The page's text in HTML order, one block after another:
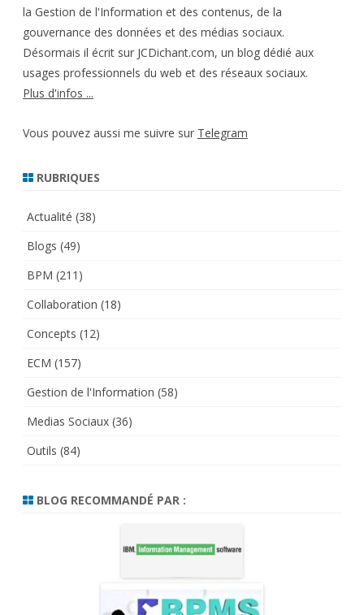
la Gestion de l'Information et des contenus, de la
gouvernance des données et des médias sociaux.
Désormais il écrit sur JCDichant.com, un blog dédié aux
usages professionnels du web et des réseaux sociaux.
Plus d'infos ...
Vous pouvez aussi me suivre sur Telegram
RUBRIQUES
Actualité (38)
Blogs (49)
BPM (211)
Collaboration (18)
Concepts (12)
ECM (157)
Gestion de l'Information (58)
Medias Sociaux (36)
Outils (84)
BLOG RECOMMANDÉ PAR :